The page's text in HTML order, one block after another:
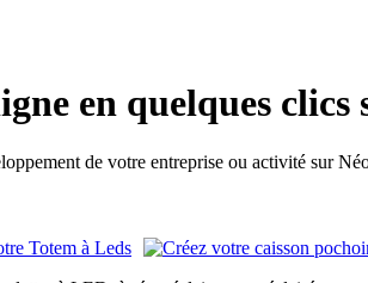
en quelques clics
de votre entreprise ou activité sur